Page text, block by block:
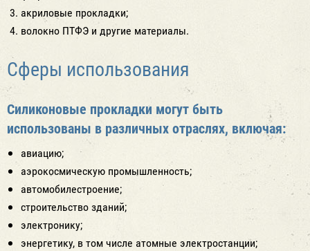
акриловые прокладки;
волокно ПТФЭ и другие материалы.
Сферы использования
Силиконовые прокладки могут быть
использованы в различных отраслях, включая:
авиацию;
аэрокосмическую промышленность;
автомобилестроение;
строительство зданий;
электронику;
энергетику, в том числе атомные электростанции;